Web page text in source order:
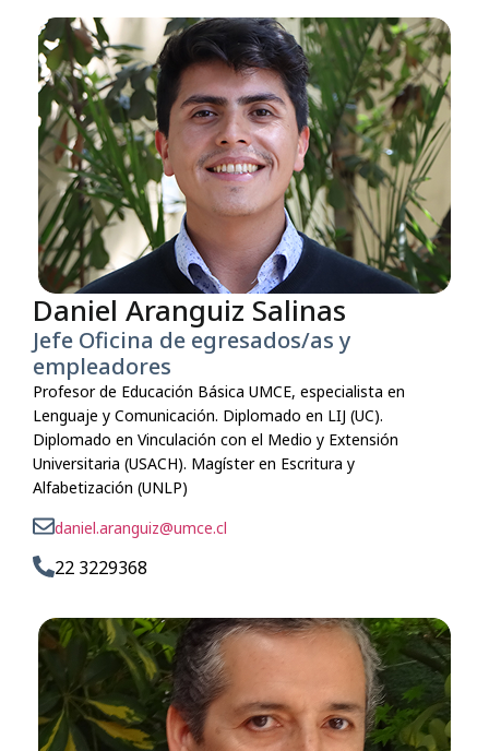
Daniel Aranguiz Salinas
Jefe Oficina de egresados/as y
empleadores
Profesor de Educación Básica UMCE, especialista en
Lenguaje y Comunicación. Diplomado en LIJ (UC).
Diplomado en Vinculación con el Medio y Extensión
Universitaria (USACH). Magíster en Escritura y
Alfabetización (UNLP)
daniel.aranguiz@umce.cl
22 3229368